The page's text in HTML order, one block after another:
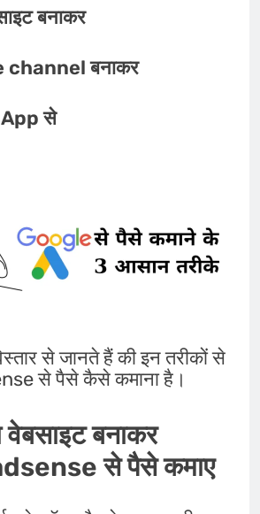
बनाकर
channel बनाकर
से
से जानते हैं की इन तरीकों से
से पैसे कैसे कमाना है।
वेबसाइट बनाकर
से पैसे कमाए